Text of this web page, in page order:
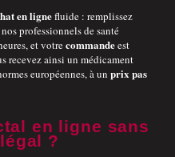
en lignefluide : remplissez
professionnels de santé
et votrecommandeest
recevez ainsi un médicament
européennes, à un prix pas
en ligne sans
?